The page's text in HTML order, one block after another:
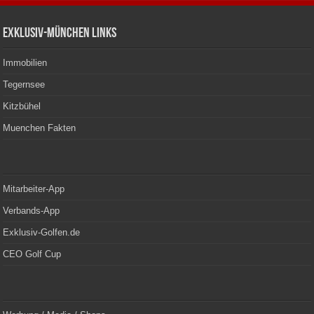
Exklusiv-München Links
Immobilien
Tegernsee
Kitzbühel
Muenchen Fakten
Mitarbeiter-App
Verbands-App
Exklusiv-Golfen.de
CEO Golf Cup